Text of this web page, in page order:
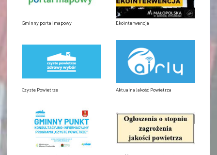
Gminny portal mapowy Ekointerwencja
Czyste Powietrze Aktualna Jakość Powietrza